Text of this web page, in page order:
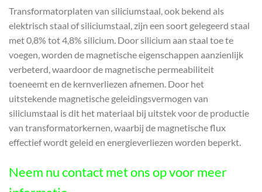
Transformatorplaten van siliciumstaal, ook bekend als
elektrisch staal of siliciumstaal, zijn een soort gelegeerd staal
met 0,8% tot 4,8% silicium. Door silicium aan staal toe te
voegen, worden de magnetische eigenschappen aanzienlijk
verbeterd, waardoor de magnetische permeabiliteit
toeneemt en de kernverliezen afnemen. Door het
uitstekende magnetische geleidingsvermogen van
siliciumstaal is dit het materiaal bij uitstek voor de productie
van transformatorkernen, waarbij de magnetische flux
effectief wordt geleid en energieverliezen worden beperkt.
Neem nu contact met ons op voor meer